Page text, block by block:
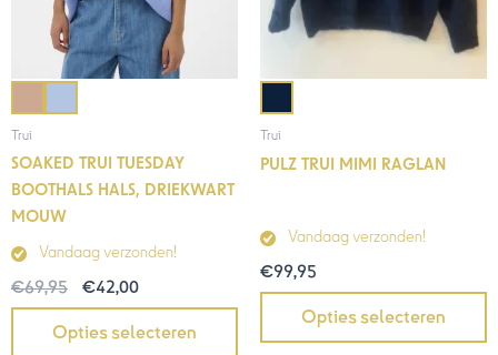
Trui
SOAKED TRUI TUESDAY
BOOTHALS HALS, DRIEKWART
MOUW
Vandaag verzonden!
€69,95 €42,00
Opties selecteren
Trui
PULZ TRUI MIMI RAGLAN
Vandaag verzonden!
€99,95
Opties selecteren